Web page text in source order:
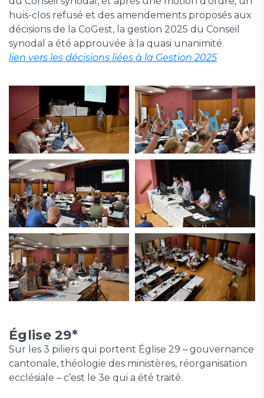
huis-clos refusé et des amendements proposés aux
décisions de la CoGest, la gestion 2025 du Conseil
synodal a été approuvée à la quasi unanimité.
lien vers les décisions liées à la Gestion 2025
Église 29*
Sur les 3 piliers qui portent Église 29 – gouvernance
cantonale, théologie des ministères, réorganisation
ecclésiale – c’est le 3e qui a été traité.